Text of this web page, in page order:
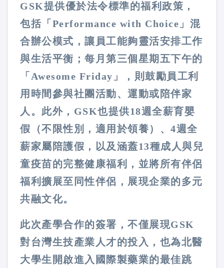
GSK提供優於法令標準的福利政策，
包括「Performance with Choice」混
合辦公模式，讓員工能夠靈活安排工作
與生活平衡；每月第三個星期五下午的
「Awesome Friday」，則鼓勵員工利
用時間參與社團活動、運動或陪伴家
人。此外，GSK也提供18週全薪育嬰
假（不限性別，適用於領養）、4週全
薪家屬陪護假，以及涵蓋13種成人與兒
童疫苗的完整健康福利，並將所有伴侶
福利擴展至同性伴侶，展現企業的多元
共融文化。
此次產學合作的簽署，不僅展現GSK
對台灣生技產業人才的投入，也為北醫
大學生開啟進入國際製藥業的最佳跳